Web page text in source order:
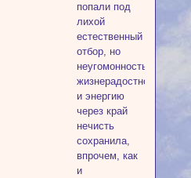
попали под
лихой
естественный
отбор, но
неугомонность,
жизнерадостность
и энергию
через край
нечисть
сохранила,
впрочем, как
и